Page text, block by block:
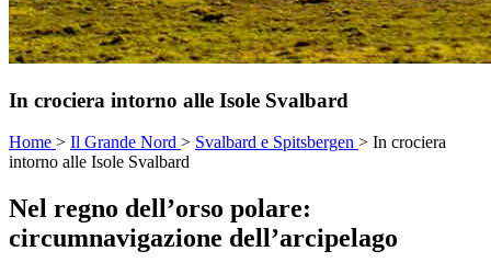
In crociera intorno alle Isole Svalbard
Home > Il Grande Nord > Svalbard e Spitsbergen > In crociera
intorno alle Isole Svalbard
Nel regno dell’orso polare:
circumnavigazione dell’arcipelago